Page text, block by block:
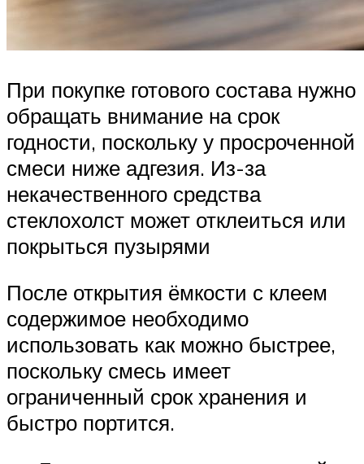
При покупке готового состава нужно
обращать внимание на срок
годности, поскольку у просроченной
смеси ниже адгезия. Из-за
некачественного средства
стеклохолст может отклеиться или
покрыться пузырями
После открытия ёмкости с клеем
содержимое необходимо
использовать как можно быстрее,
поскольку смесь имеет
ограниченный срок хранения и
быстро портится.